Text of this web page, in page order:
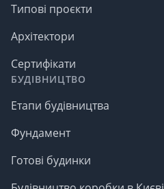
Типові проєкти
Архітектори
Сертифікати
БУДІВНИЦТВО
Етапи будівництва
Фундамент
Готові будинки